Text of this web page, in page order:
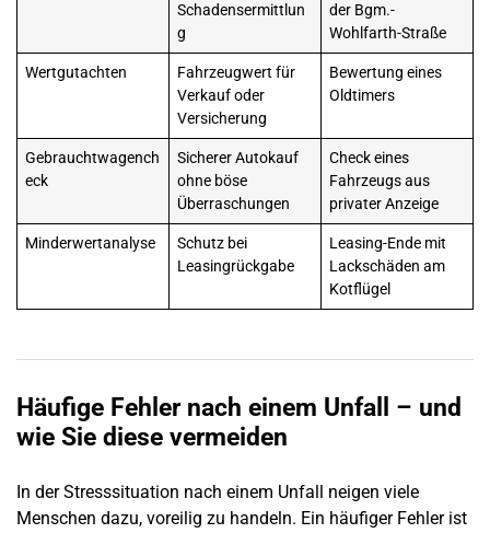
Schadensermittlun
g
der Bgm.-
Wohlfarth-Straße
Wertgutachten
Fahrzeugwert für
Verkauf oder
Versicherung
Bewertung eines
Oldtimers
Gebrauchtwagench
eck
Sicherer Autokauf
ohne böse
Überraschungen
Check eines
Fahrzeugs aus
privater Anzeige
Minderwertanalyse
Schutz bei
Leasingrückgabe
Leasing-Ende mit
Lackschäden am
Kotflügel
Häufige Fehler nach einem Unfall
– und
wie Sie diese vermeiden
In der Stresssituation nach einem Unfall neigen viele
Menschen dazu, voreilig zu handeln. Ein häufiger Fehler ist